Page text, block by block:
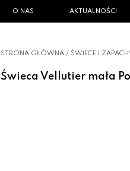
O NAS AKTUALNOŚCI
STRONA GŁÓWNA / ŚWIECE I
Świeca Vellutier mała